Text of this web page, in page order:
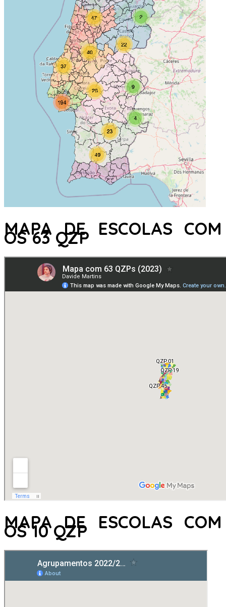
MAPA DE ESCOLAS COM
OS 63 QZP
MAPA DE ESCOLAS COM
OS 10 QZP